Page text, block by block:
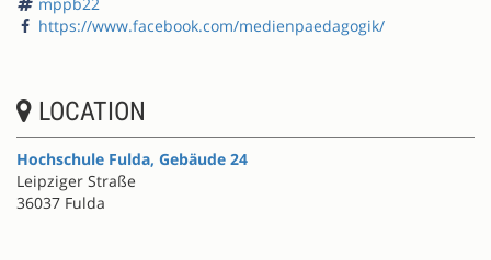
https://www.facebook.com/medienpaedagogik/
LOCATION
Hochschule Fulda, Gebäude 24
Leipziger Straße
36037 Fulda